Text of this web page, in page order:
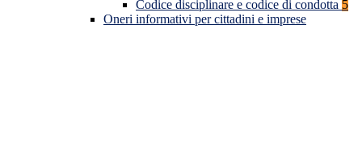
Codice disciplinare e codice di condotta 5
Oneri informativi per cittadini e imprese